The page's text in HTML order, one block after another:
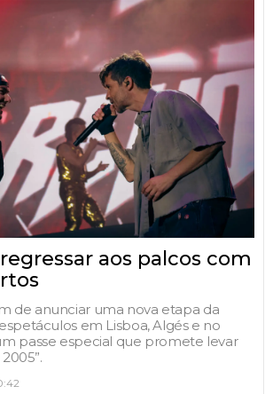
regressar aos palcos com
de anunciar uma nova etapa da
em Lisboa, Algés e no
passe especial que promete levar